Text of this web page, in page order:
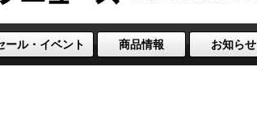
ール・イベント 商品情報 お知らせ